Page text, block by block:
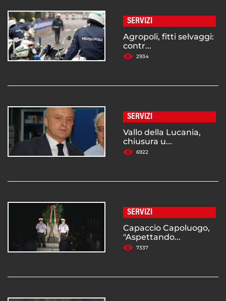
SERVIZI
Agropoli, fitti selvaggi:
contr...
2934
SERVIZI
Vallo della Lucania,
chiusura u...
6922
SERVIZI
Capaccio Capoluogo,
"Aspettando...
7337